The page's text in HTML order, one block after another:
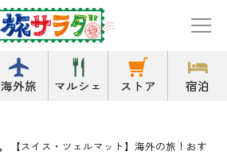
海外旅 マルシェ ストア 宿泊
【スイス・ツェルマット】海外の旅！おす